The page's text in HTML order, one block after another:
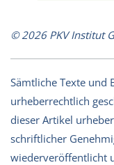
© 2026 PKV Institut
Sämtliche Texte und
urheberrechtlich
dieser Artikel
schriftlicher
wiederveröffentlicht